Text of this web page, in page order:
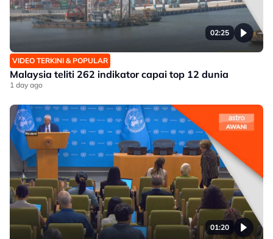
02:25
VIDEO TERKINI & POPULAR
Malaysia teliti 262 indikator capai top 12 dunia
1 day ago
01:20